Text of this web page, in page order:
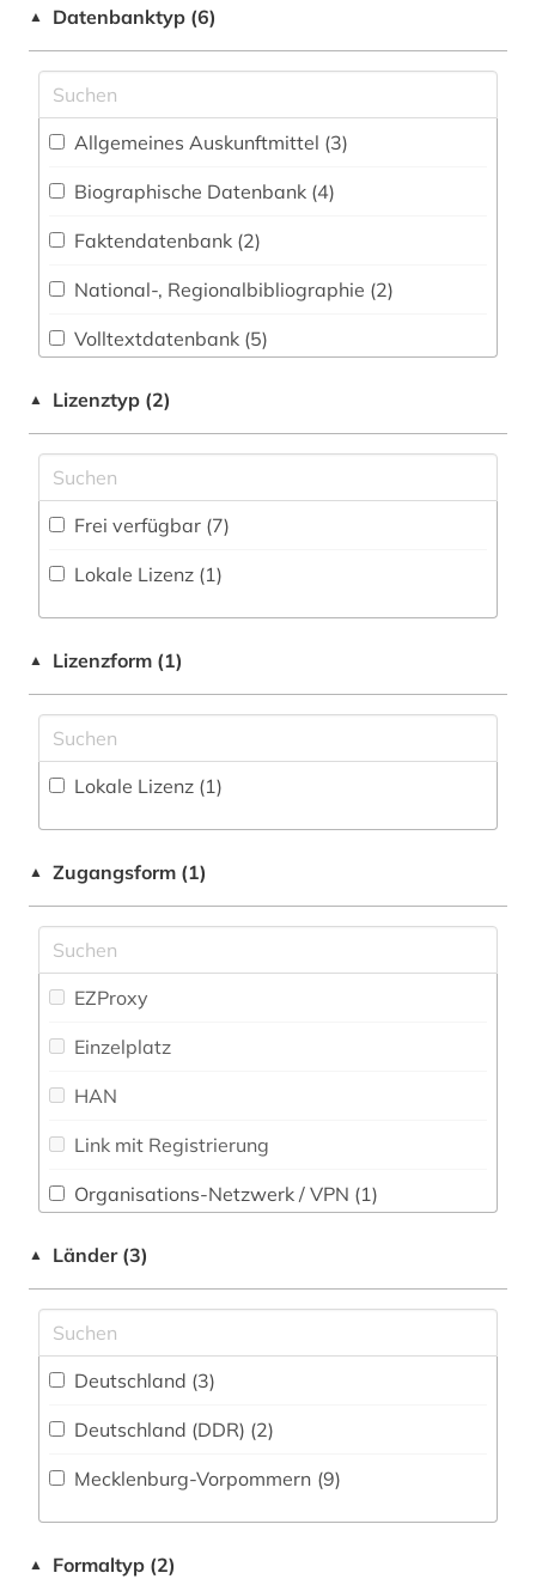
ingenieurhochschule für seefahrt
warnemünde-wustrow (1)
landesgeschichte (1)
pommern (1)
professor (1)
quelle (1)
stadtwappen (1)
statistik (2)
universität bützow (1)
▲ Datenbanktyp (6)
Allgemeines Auskunftmittel (3)
Biographische Datenbank (4)
Faktendatenbank (2)
National-, Regionalbibliographie (2)
Volltextdatenbank (5)
(1)
▲ Lizenztyp (2)
Frei verfügbar (7)
Lokale Lizenz (1)
▲ Lizenzform (1)
Lokale Lizenz (1)
▲ Zugangsform (1)
EZProxy
Einzelplatz
HAN
Link mit Registrierung
Organisations-Netzwerk / VPN (1)
Shibboleth
Zugriff vor Ort
▲ Länder (3)
Deutschland (3)
Deutschland (DDR) (2)
Mecklenburg-Vorpommern (9)
▲ Formaltyp (2)